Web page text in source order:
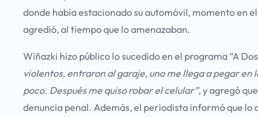
donde había estacionado su automóvil, momento en
agredió, al tiempo que lo amenazaban.
Wiñazki hizo público lo sucedido en el programa “A
violentos, entraron al garaje, uno me llega a pegar
poco. Después me quiso robar el celular”, y agregó
denuncia penal. Además, el periodista informó que lo